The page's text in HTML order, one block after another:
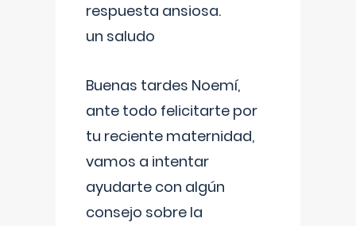
respuesta ansiosa.
un saludo
Buenas tardes Noemí,
ante todo felicitarte por
tu reciente maternidad,
vamos a intentar
ayudarte con algún
consejo sobre la